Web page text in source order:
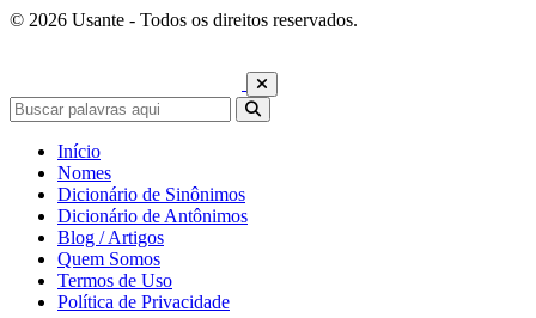
© 2026 Usante - Todos os direitos reservados.
Início
Nomes
Dicionário de Sinônimos
Dicionário de Antônimos
Blog / Artigos
Quem Somos
Termos de Uso
Política de Privacidade